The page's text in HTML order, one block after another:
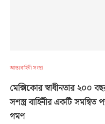
আন্তঃবাহিনী সংস্থা
মেক্সিকোর স্বাধীনতার ২০০
সশস্ত্র বাহিনীর একটি সমন্বিত
গমণ